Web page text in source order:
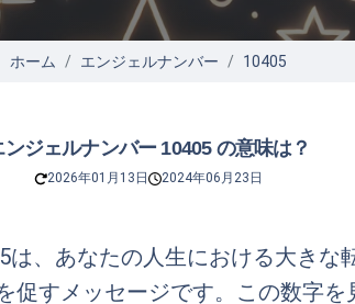
ホーム エンジェルナンバー 10405
ンジェルナンバー 10405 の意味は？
2026年01月13日 2024年06月23日
は、あなたの人生における大きな
促すメッセージです。この数字